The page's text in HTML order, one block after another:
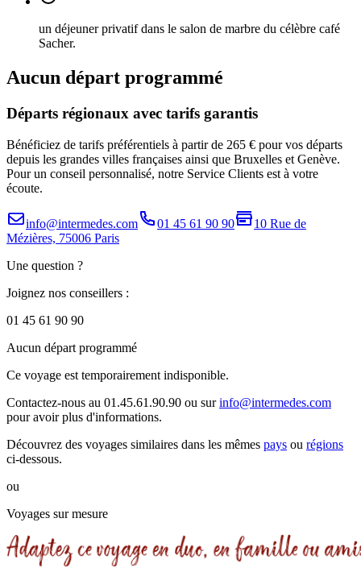
un déjeuner privatif dans le salon de marbre du célèbre café
Sacher.
Aucun départ programmé
Départs régionaux avec tarifs garantis
Bénéficiez de tarifs préférentiels à partir de 265 € pour vos départs
depuis les grandes villes françaises ainsi que Bruxelles et Genève.
Pour un conseil personnalisé, notre Service Clients est à votre
écoute.
info@intermedes.com 01 45 61 90 90
10 Rue de
Mézières, 75006 Paris
Une question ?
Joignez nos conseillers :
01 45 61 90 90
Aucun départ programmé
Ce voyage est temporairement indisponible.
Contactez-nous au 01.45.61.90.90 ou surinfo@intermedes.com
pour avoir plus d'informations.
Découvrez des voyages similaires dans les mêmes pays ou régions
ci-dessous.
ou
Voyages sur mesure